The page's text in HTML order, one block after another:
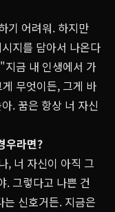
기 어려워. 하지만
지를 담아서 나온다
지금 내 인생에서 가
무엇이든, 그게 바
. 꿈은 항상 너 자신
우라면?
, 너 자신이 아직 그
. 그렇다고 나쁜 건
신호거든. 지금은